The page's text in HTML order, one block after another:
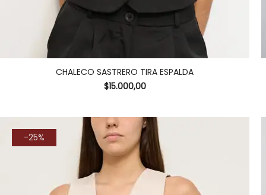
CHALECO SASTRERO TIRA ESPALDA
$15.000,00
-25%